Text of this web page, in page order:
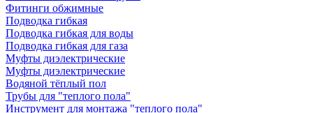
Фитинги обжимные
Подводка гибкая
Подводка гибкая для воды
Подводка гибкая для газа
Муфты диэлектрические
Муфты диэлектрические
Водяной тёплый пол
Трубы для "теплого пола"
Инструмент для монтажа "теплого пола"